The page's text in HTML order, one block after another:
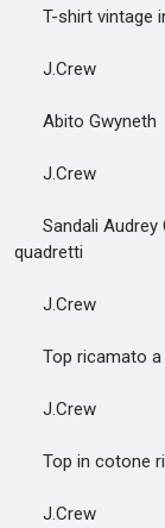
T-shirt vintage
J.Crew
Abito Gwyneth
J.Crew
Sandali Audrey
quadretti
J.Crew
Top ricamato a
J.Crew
Top in cotone
J.Crew